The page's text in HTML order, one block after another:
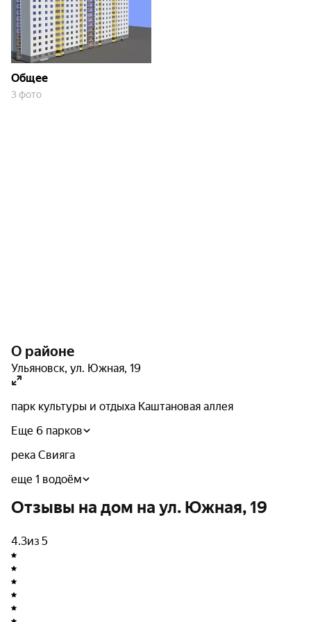
оборудованные детские игровые зоны и площадки
для занятий спортом. Автовладельцы оценят наличие
закрытого многоуровневого паркинга, рассчитанного
автостоянку.
пятнадцать магазинов.
Такое соседство с важными объектами городской
инфраструктуры обеспечивает комфортные условия
Архитектура
Данный жилой комплекс возведен с применением
инновационных строительных технологий и
конструкции формируют несущие стены из
силикатного кирпича, что гарантирует надежность и
долговечность здания. Фасадная часть утеплена
минеральными плитами и отделана кирпичной
облицовкой.
Общее
3 фото
О районе
Ульяновск, ул. Южная, 19
парк культуры и отдыха Каштановая аллея
Еще 6 парков
река Свияга
еще 1 водоём
Отзывы на дом на ул. Южная, 19
4.3из 5